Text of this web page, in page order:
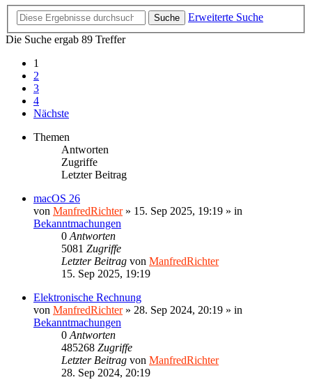
Suche
Erweiterte Suche
Die Suche ergab 89 Treffer
1
2
3
4
Nächste
Themen
Antworten
Zugriffe
Letzter Beitrag
macOS 26
von ManfredRichter» 15. Sep 2025, 19:19 » in
Bekanntmachungen
0 Antworten
5081 Zugriffe
Letzter Beitrag von ManfredRichter
15. Sep 2025, 19:19
Elektronische Rechnung
von ManfredRichter» 28. Sep 2024, 20:19 » in
Bekanntmachungen
0 Antworten
485268 Zugriffe
Letzter Beitrag von ManfredRichter
28. Sep 2024, 20:19